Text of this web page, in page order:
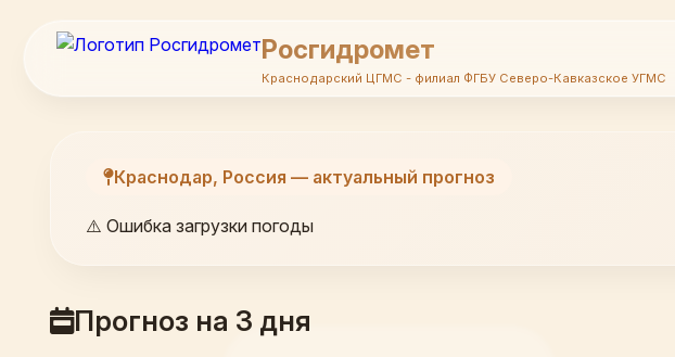
Росгидромет
Краснодарский ЦГМС - филиал ФГБУ Северо-Кавказское УГМС
Краснодар, Россия — актуальный прогноз
⚠️ Ошибка загрузки погоды
Прогноз на 3 дня